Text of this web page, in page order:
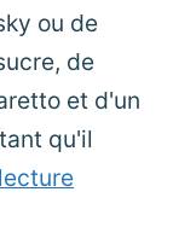
ou de
de
et d'un
qu'il
Le